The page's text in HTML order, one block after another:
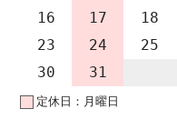
16
17 18
23
24 25
30
31
定休日：月曜日